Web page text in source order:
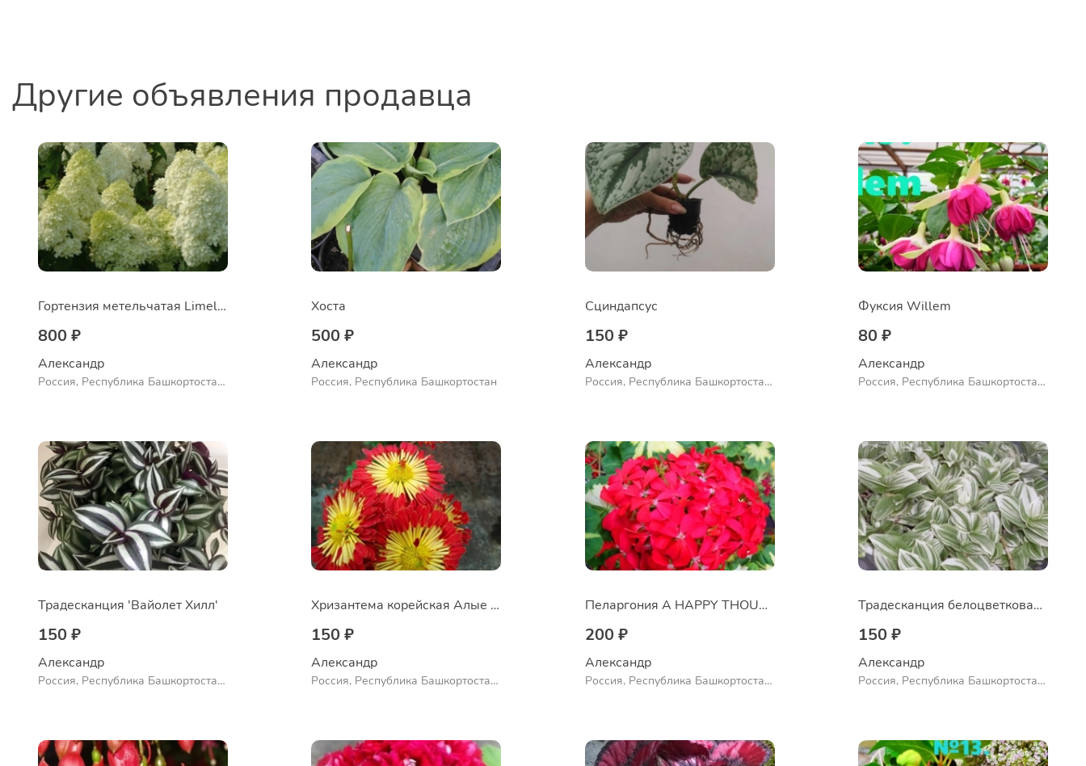
Другие объявления продавца
Гортензия метельчатая Limelight
800 ₽
Александр
Россия, Республика Башкортостан,
Хоста
500 ₽
Александр
Россия, Республика Башкортостан
Сциндапсус
150 ₽
Александр
Россия, Республика Башкортостан,
Фуксия Willem
80 ₽
Александр
Россия, Республика Башкортостан,
Традесканция 'Вайолет Хилл'
150 ₽
Александр
Россия, Республика Башкортостан,
Хризантема корейская Алые паруса
150 ₽
Александр
Россия, Республика Башкортостан,
Пеларгония A HAPPY THOUGHT RED
200 ₽
Александр
Россия, Республика Башкортостан,
Традесканция белоцветковая сорт "Albovittata"
150 ₽
Александр
Россия, Республика Башкортостан,